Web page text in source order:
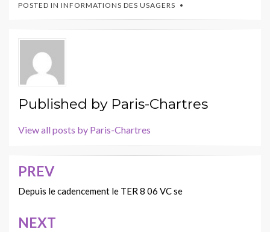
POSTED IN INFORMATIONS DES USAGERS
Published by Paris-Chartres
View all posts by Paris-Chartres
Navigation
de
l’article
PREV
Depuis le cadencement le TER 8 06 VC se
NEXT